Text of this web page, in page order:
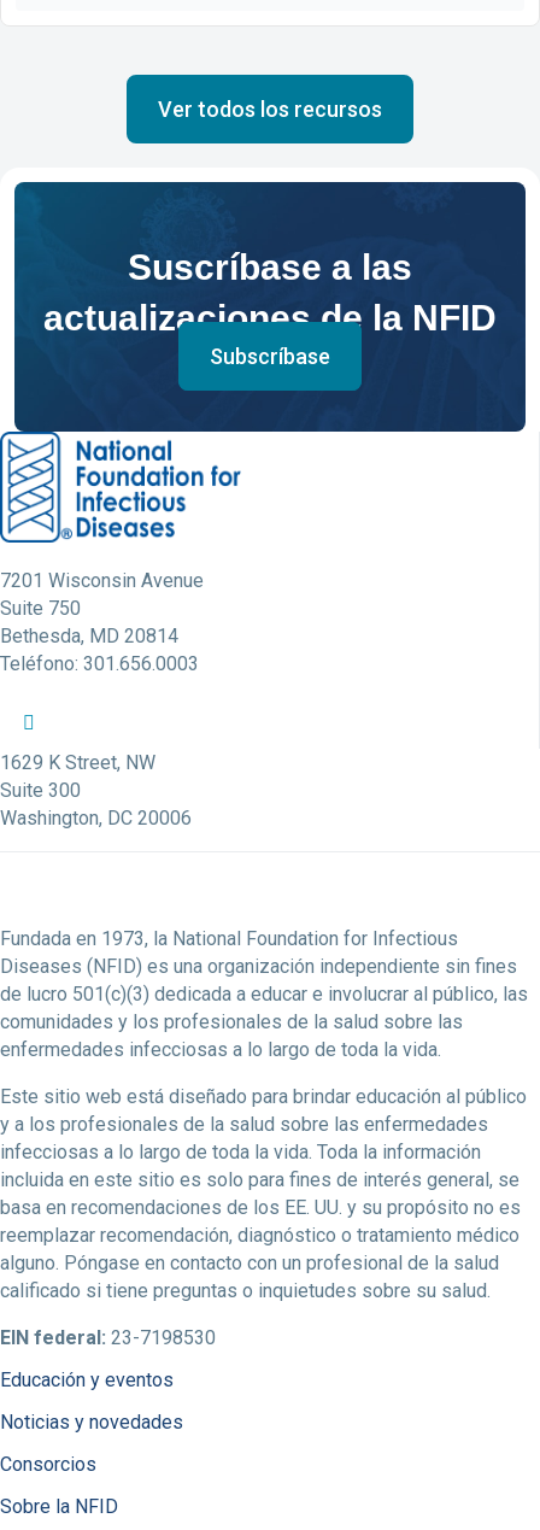
Ver todos los recursos
Suscríbase a las
actualizaciones de la NFID
Subscríbase
7201 Wisconsin Avenue
Suite 750
Bethesda, MD 20814
Teléfono: 301.656.0003
Perfil de Facebook de la NFID
Perfil de Twitter de la NFID
1629 K Street, NW
Suite 300
Washington, DC 20006
Fundada en 1973, la National Foundation for Infectious
Diseases (NFID) es una organización independiente sin fines
de lucro 501(c)(3) dedicada a educar e involucrar al público, las
comunidades y los profesionales de la salud sobre las
enfermedades infecciosas a lo largo de toda la vida.
Este sitio web está diseñado para brindar educación al público
y a los profesionales de la salud sobre las enfermedades
infecciosas a lo largo de toda la vida. Toda la información
incluida en este sitio es solo para fines de interés general, se
basa en recomendaciones de los EE. UU. y su propósito no es
reemplazar recomendación, diagnóstico o tratamiento médico
alguno. Póngase en contacto con un profesional de la salud
calificado si tiene preguntas o inquietudes sobre su salud.
EIN federal: 23-7198530
Educación y eventos
Noticias y novedades
Consorcios
Sobre la NFID